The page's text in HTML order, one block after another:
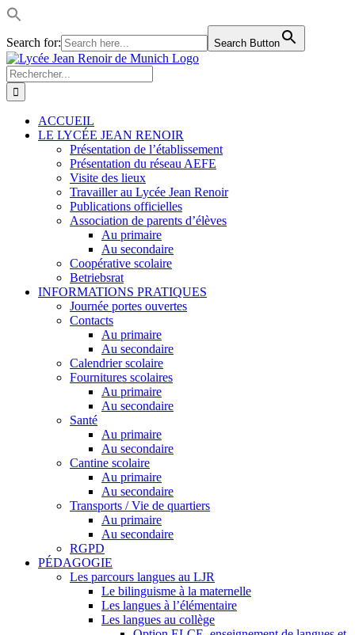
Search for: Search Button
Passer
au
contenu
LinkedIn
Facebook
Instagram
Rss
Rechercher:
ACCUEIL
LE LYCÉE JEAN RENOIR
Présentation de l’établissement
Présentation du réseau AEFE
Visite des lieux
Travailler au Lycée Jean Renoir
Publications officielles
Association de parents d’élèves
Au primaire
Au secondaire
Coopérative scolaire
Betriebsrat
INFORMATIONS PRATIQUES
Journée portes ouvertes
Contacts
Au primaire
Au secondaire
Calendrier scolaire
Fournitures scolaires
Au primaire
Au secondaire
Santé
Au primaire
Au secondaire
Cantine scolaire
Au primaire
Au secondaire
Transports / Vie de quartiers
Au primaire
Au secondaire
RGPD
PÉDAGOGIE
Les parcours langues au LJR
Le bilinguisme à la maternelle
Les langues à l’élémentaire
Les langues au collège